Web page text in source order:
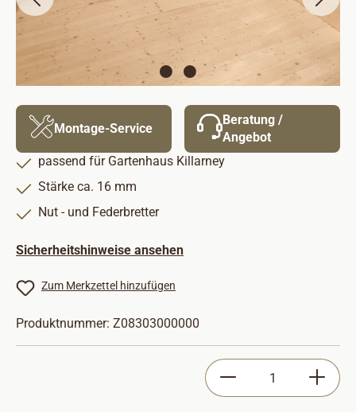
Montage-Service
Beratung /
Angebot
passend für Gartenhaus Killarney
Stärke ca. 16 mm
Nut - und Federbretter
Sicherheitshinweise ansehen
Zum Merkzettel hinzufügen
Produktnummer: Z08303000000
Produkt Anzahl: